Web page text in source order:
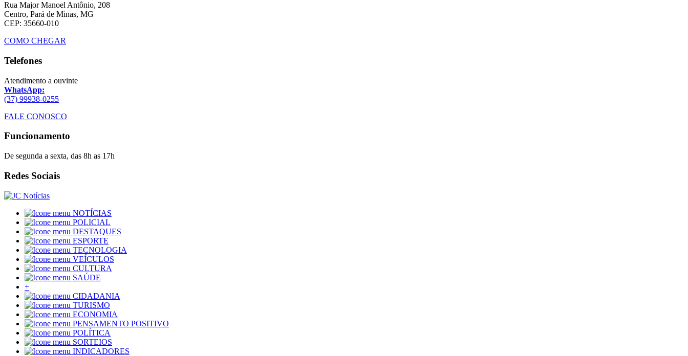
Rua Major Manoel Antônio, 208
Centro, Pará de Minas, MG
CEP: 35660-010
COMO CHEGAR
Telefones
Atendimento a ouvinte
WhatsApp:
(37) 99938-0255
FALE CONOSCO
Funcionamento
De segunda a sexta, das 8h as 17h
Redes Sociais
NOTÍCIAS
POLICIAL
DESTAQUES
ESPORTE
TECNOLOGIA
VEÍCULOS
CULTURA
SAÚDE
+
CIDADANIA
TURISMO
ECONOMIA
PENSAMENTO POSITIVO
POLÍTICA
SORTEIOS
INDICADORES